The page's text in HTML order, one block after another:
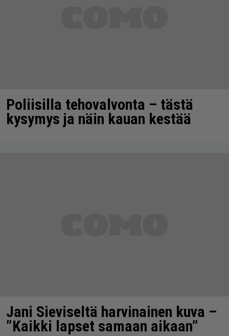
Poliisilla tehovalvonta – tästä
kysymys ja näin kauan kestää
Jani Sieviseltä harvinainen kuva –
”Kaikki lapset samaan aikaan”